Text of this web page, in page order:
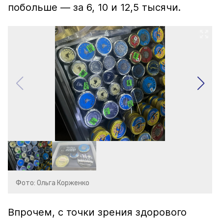
побольше — за 6, 10 и 12,5 тысячи.
Фото: Ольга Корженко
Впрочем, с точки зрения здорового